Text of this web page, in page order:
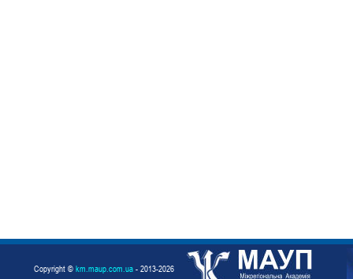
Copyright © km.maup.com.ua - 2013-2026